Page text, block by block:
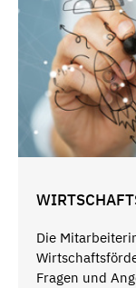
Die
Fragen und